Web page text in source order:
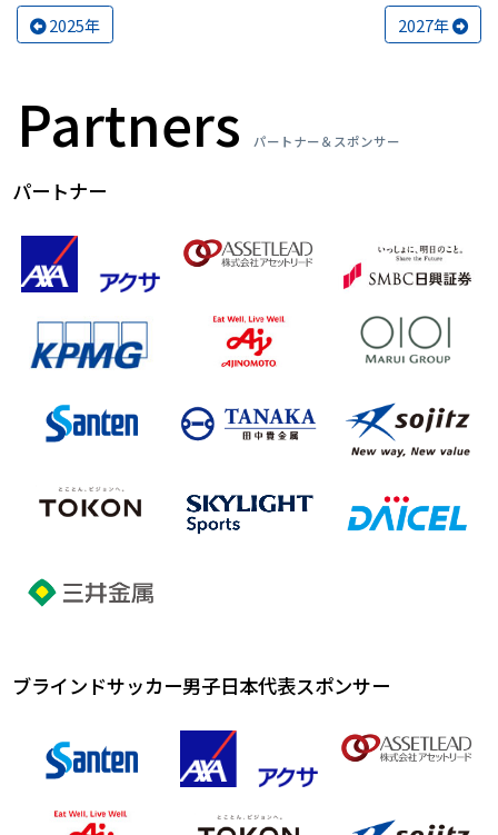
2025年 2027年
Partners パートナー＆スポンサー
パートナー
ブラインドサッカー男子日本代表スポンサー